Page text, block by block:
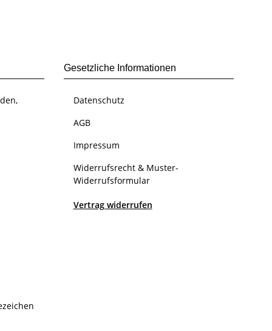
Gesetzliche Informationen
Datenschutz
AGB
Impressum
Widerrufsrecht & Muster-
Widerrufsformular
Vertrag widerrufen